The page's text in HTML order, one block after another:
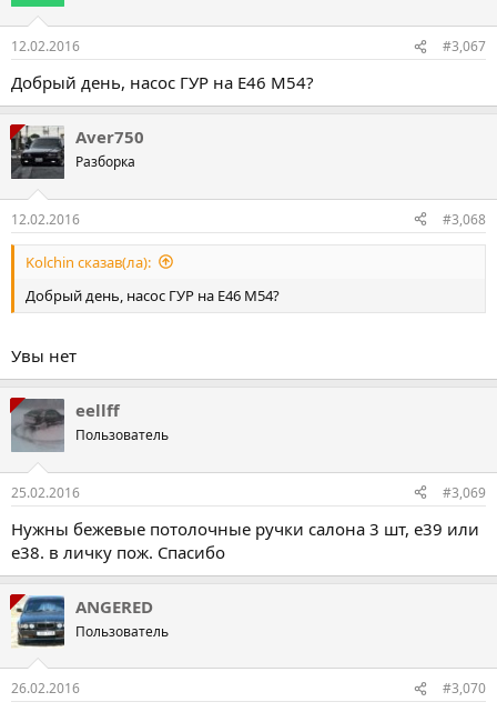
12.02.2016 #3,067
Добрый день, насос ГУР на Е46 М54?
Aver750
Разборка
12.02.2016 #3,068
Kolchin сказав(ла):
Добрый день, насос ГУР на Е46 М54?
Увы нет
eellff
Пользователь
25.02.2016 #3,069
Нужны бежевые потолочные ручки салона 3 шт, е39 или
е38. в личку пож. Спасибо
ANGERED
Пользователь
26.02.2016 #3,070